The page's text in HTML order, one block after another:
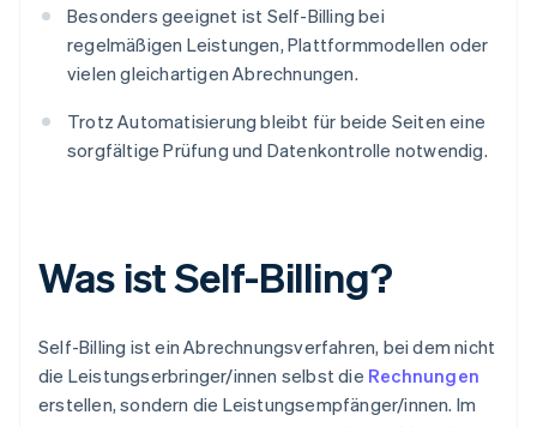
Besonders geeignet ist Self-Billing bei
regelmäßigen Leistungen, Plattformmodellen oder
vielen gleichartigen Abrechnungen.
Trotz Automatisierung bleibt für beide Seiten eine
sorgfältige Prüfung und Datenkontrolle notwendig.
Was ist Self-Billing?
Self-Billing ist ein Abrechnungsverfahren, bei dem nicht
die Leistungserbringer/innen selbst die Rechnungen
erstellen, sondern die Leistungsempfänger/innen. Im